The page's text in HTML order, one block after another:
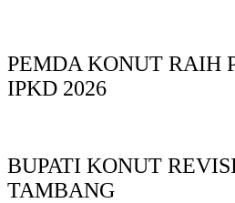
PEMDA KONUT RAIH
IPKD 2026
BUPATI KONUT
TAMBANG